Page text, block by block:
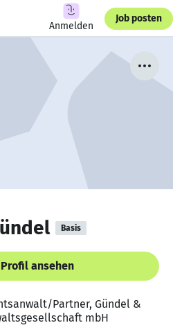
Anmelden
Job posten
Basis
Profil ansehen
Partner, Gündel &
mbH